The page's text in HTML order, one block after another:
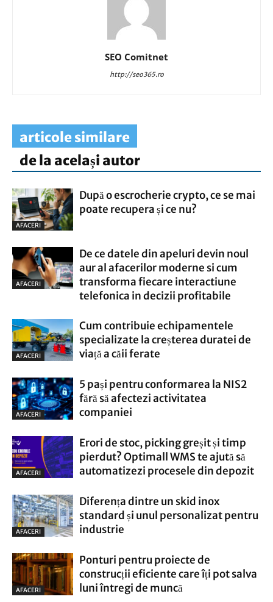
SEO Comitnet
http://seo365.ro
articole similare
de la același autor
AFACERI
După o escrocherie crypto, ce se mai
poate recupera și ce nu?
AFACERI
De ce datele din apeluri devin noul
aur al afacerilor moderne si cum
transforma fiecare interactiune
telefonica in decizii profitabile
AFACERI
Cum contribuie echipamentele
specializate la creșterea duratei de
viață a căii ferate
AFACERI
5 pași pentru conformarea la NIS2
fără să afectezi activitatea
companiei
AFACERI
Erori de stoc, picking greșit și timp
pierdut? Optimall WMS te ajută să
automatizezi procesele din depozit
AFACERI
Diferența dintre un skid inox
standard și unul personalizat pentru
industrie
AFACERI
Ponturi pentru proiecte de
construcții eficiente care îți pot salva
luni întregi de muncă